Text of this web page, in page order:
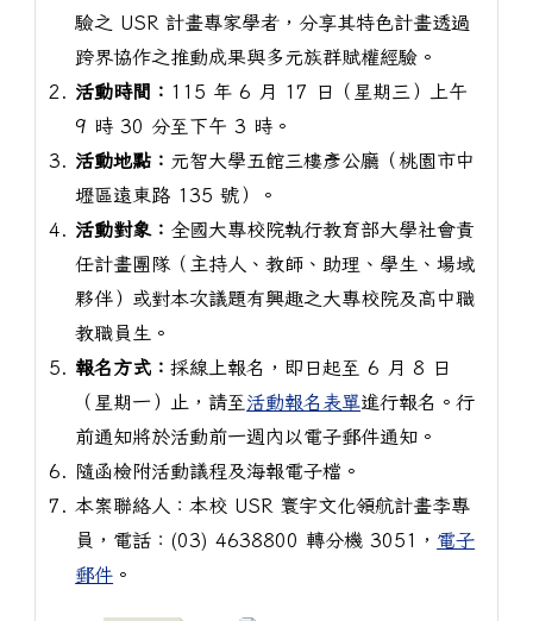
驗之 USR 計畫專家學者，分享其特色計畫透過
跨界協作之推動成果與多元族群賦權經驗。
活動時間： 115 年 6 月 17 日（星期三）上午
9 時 30 分至下午 3 時。
活動地點： 元智大學五館三樓彥公廳（桃園市中
壢區遠東路 135 號）。
活動對象： 全國大專校院執行教育部大學社會責
任計畫團隊（主持人、教師、助理、學生、場域
夥伴）或對本次議題有興趣之大專校院及高中職
教職員生。
報名方式：採線上報名，即日起至 6 月 8 日
（星期一）止，請至活動報名表單進行報名。行
前通知將於活動前一週內以電子郵件通知。
隨函檢附活動議程及海報電子檔。
本案聯絡人：本校 USR 寰宇文化領航計畫李專
員，電話：(03) 4638800 轉分機 3051， 電子
郵件 。